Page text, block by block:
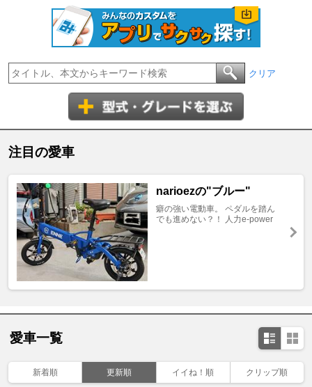
クリア
注目の愛車
narioezの"ブルー"
癖の強い電動車。 ペダルを踏ん
でも進めない？！ 人力e-power
愛車一覧
新着順 更新順 イイね！順 クリップ順